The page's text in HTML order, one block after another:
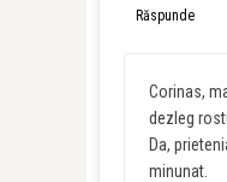
Răspunde
Corinas,
dezleg
Da,
minunat.